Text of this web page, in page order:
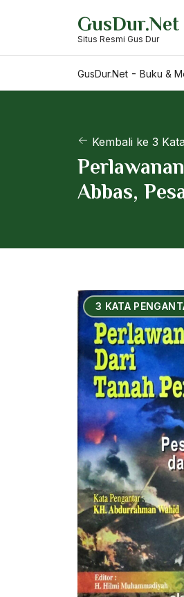
GusDur.Net
Situs Resmi Gus Dur
GusDur.Net - Buku &
Kembali ke 3
Abbas,
3 KATA